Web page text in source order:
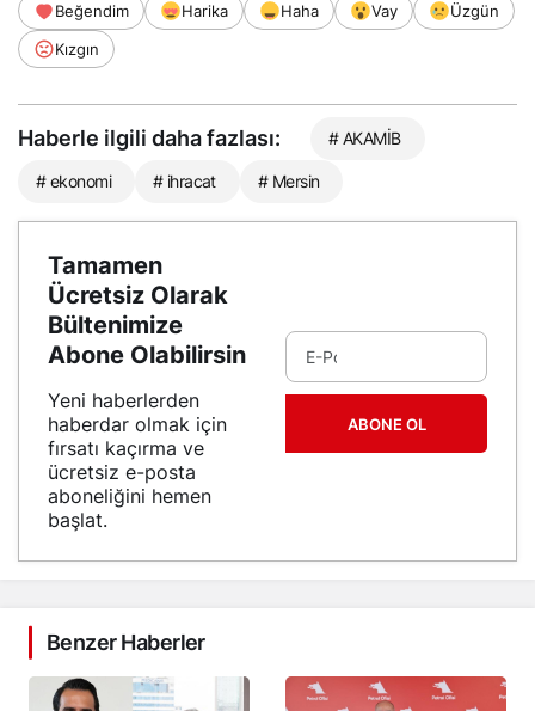
Beğendim Harika Haha Vay
Üzgün
Kızgın
Haberle ilgili daha fazlası: # AKAMİB
# ekonomi # ihracat # Mersin
Tamamen
Ücretsiz Olarak
Bültenimize
Abone Olabilirsin
Yeni haberlerden
haberdar olmak için
fırsatı kaçırma ve
ücretsiz e-posta
aboneliğini hemen
başlat.
ABONE OL
Benzer Haberler